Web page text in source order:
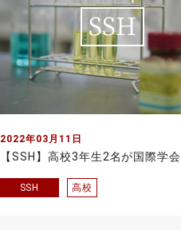
2022年03月11日
SSH 高校